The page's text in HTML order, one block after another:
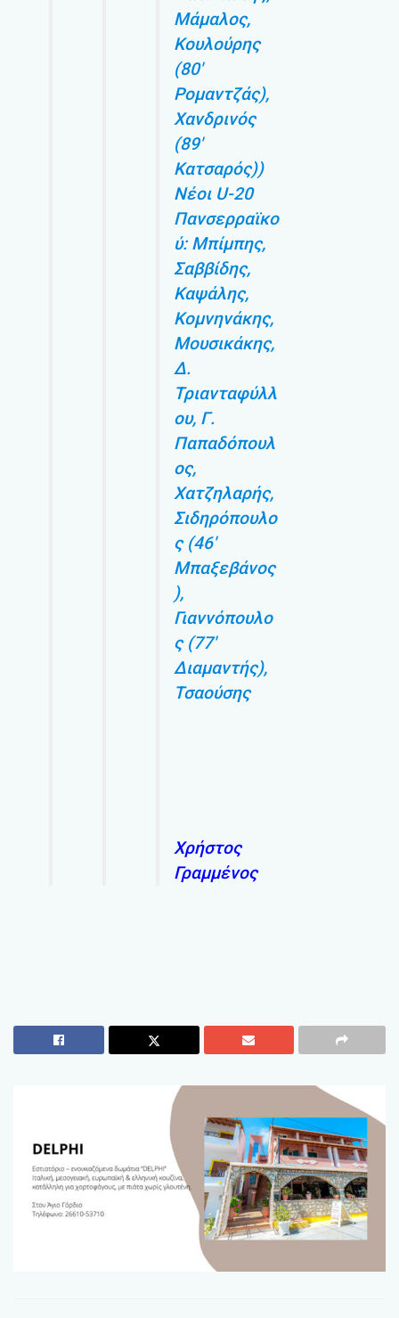
Μάμαλος,
Κουλούρης
(80′
Ρομαντζάς),
Χανδρινός
(89′
Κατσαρός))
Νέοι U-20
Πανσερραϊκο
ύ: Μπίμπης,
Σαββίδης,
Καψάλης,
Κομνηνάκης,
Μουσικάκης,
Δ.
Τριανταφύλλ
ου, Γ.
Παπαδόπουλ
ος,
Χατζηλαρής,
Σιδηρόπουλο
ς (46′
Μπαξεβάνος
),
Γιαννόπουλο
ς (77′
Διαμαντής),
Τσαούσης
Χρήστος
Γραμμένος